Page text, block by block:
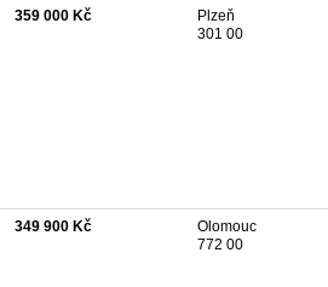
359 000 Kč
Plzeň
301 00
349 900 Kč
Olomouc
772 00